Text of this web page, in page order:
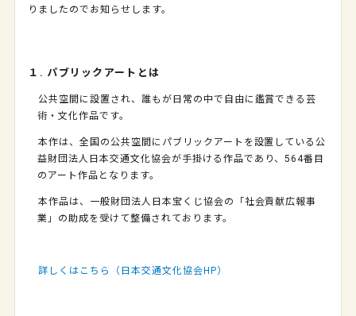
りましたのでお知らせします。
１. パブリックアートとは
公共空間に設置され、誰もが日常の中で自由に鑑賞できる芸
術・文化作品です。
本作は、全国の公共空間にパブリックアートを設置している公
益財団法人日本交通文化協会が手掛ける作品であり、564番目
のアート作品となります。
本作品は、一般財団法人日本宝くじ協会の「社会貢献広報事
業」の助成を受けて整備されております。
詳しくはこちら（日本交通文化協会HP）